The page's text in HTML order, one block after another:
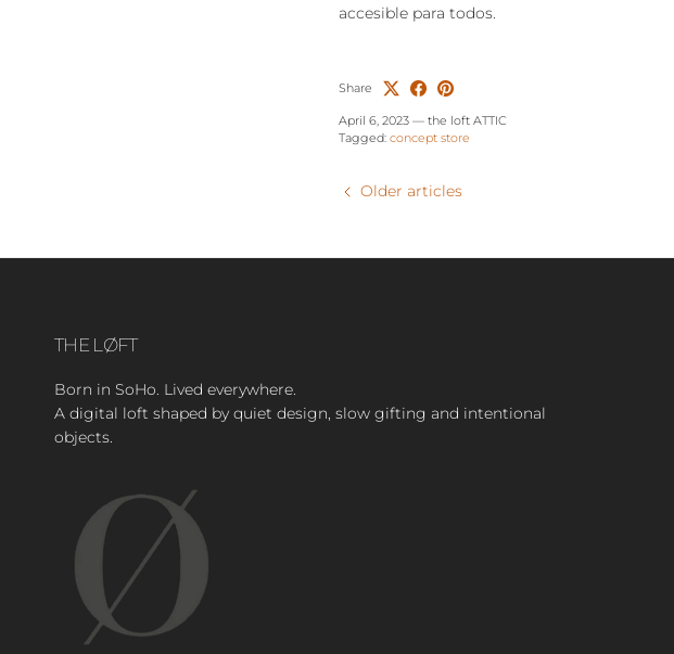
accesible para todos.
Share
April 6, 2023 — the loft ATTIC
Tagged: concept store
Older articles
THE LØFT
Born in SoHo. Lived everywhere.
A digital loft shaped by quiet design, slow gifting and intentional
objects.